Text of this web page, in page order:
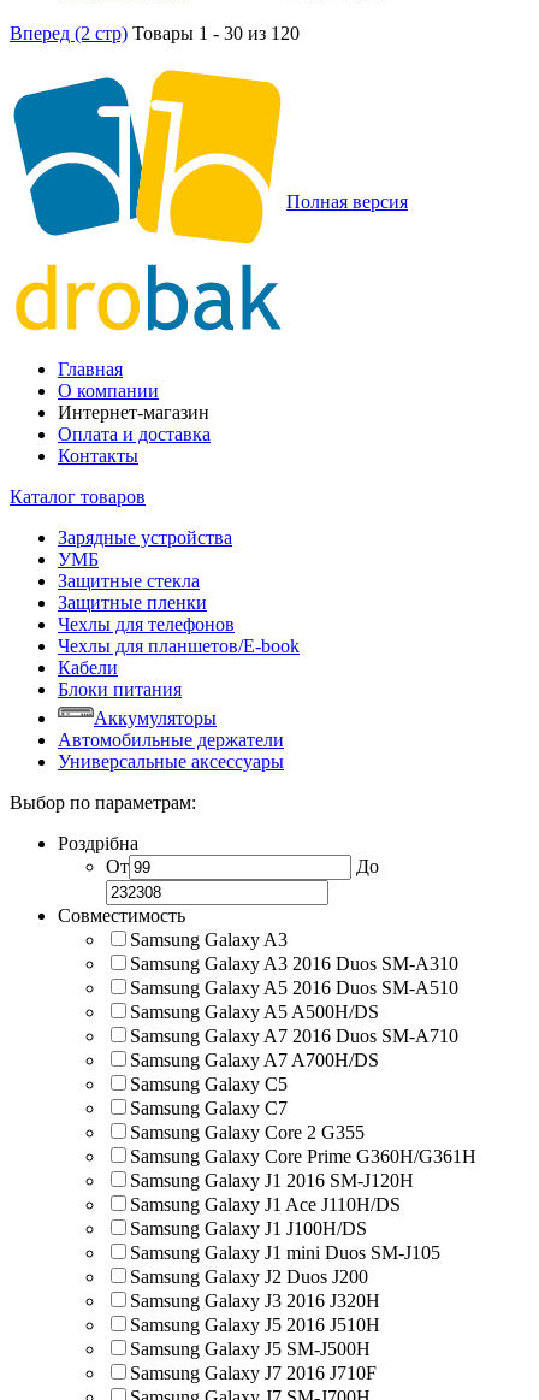
Вперед (2 стр) Товары 1 - 30 из 120
Полная версия
Главная
О компании
Интернет-магазин
Оплата и доставка
Контакты
Каталог товаров
Зарядные устройства
УМБ
Защитные стекла
Защитные пленки
Чехлы для телефонов
Чехлы для планшетов/E-book
Кабели
Блоки питания
Аккумуляторы
Автомобильные держатели
Универсальные аксессуары
Выбор по параметрам:
Роздрібна
От
До
Совместимость
Samsung Galaxy A3
Samsung Galaxy A3 2016 Duos SM-A310
Samsung Galaxy A5 2016 Duos SM-A510
Samsung Galaxy A5 A500H/DS
Samsung Galaxy A7 2016 Duos SM-A710
Samsung Galaxy A7 A700H/DS
Samsung Galaxy C5
Samsung Galaxy C7
Samsung Galaxy Core 2 G355
Samsung Galaxy Core Prime G360H/G361H
Samsung Galaxy J1 2016 SM-J120H
Samsung Galaxy J1 Ace J110H/DS
Samsung Galaxy J1 J100H/DS
Samsung Galaxy J1 mini Duos SM-J105
Samsung Galaxy J2 Duos J200
Samsung Galaxy J3 2016 J320H
Samsung Galaxy J5 2016 J510H
Samsung Galaxy J5 SM-J500H
Samsung Galaxy J7 2016 J710F